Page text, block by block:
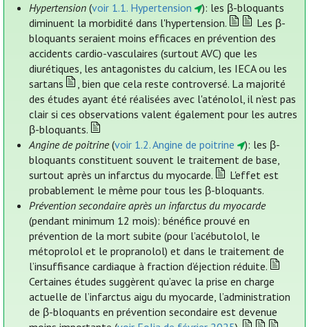
Hypertension (voir 1.1. Hypertension
): les β-bloquants
diminuent la morbidité dans l'hypertension.
Les β-
bloquants seraient moins efficaces en prévention des
accidents cardio-vasculaires (surtout AVC) que les
diurétiques, les antagonistes du calcium, les IECA ou les
sartans
, bien que cela reste controversé. La majorité
des études ayant été réalisées avec l'aténolol, il n’est pas
clair si ces observations valent également pour les autres
β-bloquants.
Angine de poitrine(voir 1.2. Angine de poitrine
): les β-
bloquants constituent souvent le traitement de base,
surtout après un infarctus du myocarde.
L'effet est
probablement le même pour tous les β-bloquants.
Prévention secondaire après un infarctus du myocarde
(pendant minimum 12 mois): bénéfice prouvé en
prévention de la mort subite (pour l’acébutolol, le
métoprolol et le propranolol) et dans le traitement de
l’insuffisance cardiaque à fraction d’éjection réduite.
Certaines études suggèrent qu’avec la prise en charge
actuelle de l’infarctus aigu du myocarde, l’administration
de β-bloquants en prévention secondaire est devenue